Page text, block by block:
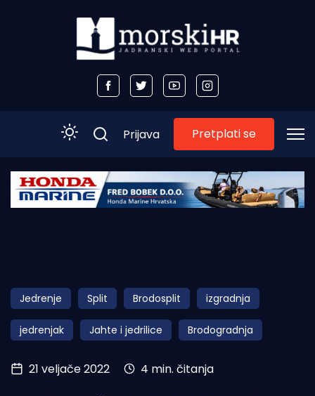
Početna
Obala
Otoci
Turizam i nautika
Pomorstvo
Prijava Pretplati se
Jedrenje Split Brodosplit izgradnja
jedrenjak Jahte i jedrilice Brodogradnja
21 veljače 2022 4 min. čitanja